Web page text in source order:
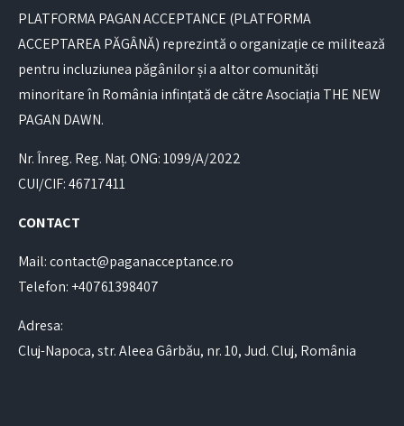
PLATFORMA PAGAN ACCEPTANCE (PLATFORMA
ACCEPTAREA PĂGÂNĂ) reprezintă o organizație ce militează
pentru incluziunea păgânilor și a altor comunități
minoritare în România infințată de către Asociația THE NEW
PAGAN DAWN.
Nr. Înreg. Reg. Naț. ONG: 1099/A/2022
CUI/CIF: 46717411
CONTACT
Mail: contact@paganacceptance.ro
Telefon: +40761398407
Adresa:
Cluj-Napoca, str. Aleea Gârbău, nr. 10, Jud. Cluj, România